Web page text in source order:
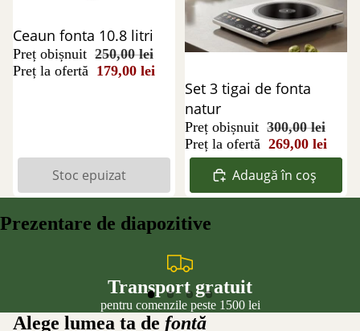
Stoc epuizat
Ceaun fonta 10.8 litri
Preț obișnuit 250,00 lei
Preț la ofertă 179,00 lei
Stoc epuizat
Reducere 10%
Set 3 tigai de fonta
natur
Preț obișnuit 300,00 lei
Preț la ofertă 269,00 lei
Adaugă în coș
Prezentare de diapozitive
Transport gratuit
pentru comenzile peste 1500 lei
Alege lumea ta de fontă